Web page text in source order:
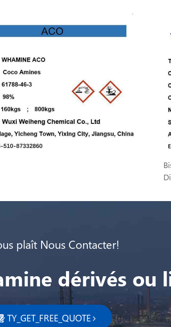
plaît Nous Contacter!
dérivés ou
TY_GET_FREE_QUOTE